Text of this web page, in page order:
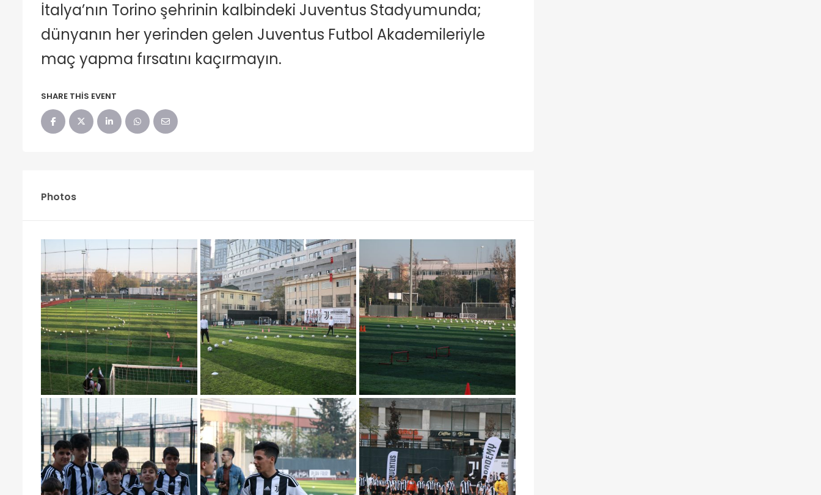
İtalya’nın Torino şehrinin kalbindeki Juventus Stadyumunda;
dünyanın her yerinden gelen Juventus Futbol Akademileriyle
maç yapma fırsatını kaçırmayın.
SHARE THIS EVENT
Photos